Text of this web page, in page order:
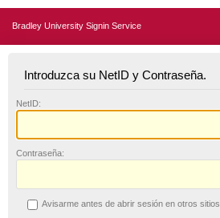
Bradley University Signin Service
Introduzca su NetID y Contraseña.
NetID:
Contraseña:
Avisarme antes de abrir sesión en otros sitios.